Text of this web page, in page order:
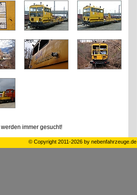
immer gesucht!
© Copyright 2011-2026 by nebenfahrzeuge.de